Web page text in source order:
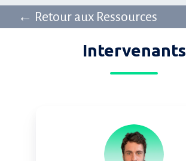
← Retour aux Ressources
Intervenants